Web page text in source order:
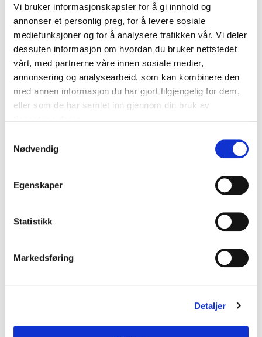
Vi bruker informasjonskapsler for å gi innhold og
annonser et personlig preg, for å levere sosiale
mediefunksjoner og for å analysere trafikken vår. Vi deler
dessuten informasjon om hvordan du bruker nettstedet
vårt, med partnerne våre innen sosiale medier,
annonsering og analysearbeid, som kan kombinere den
med annen informasjon du har gjort tilgjengelig for dem,
eller som de har samlet inn gjennom din bruk av
Nødvendig
Egenskaper
Statistikk
Markedsføring
Detaljer
Når en kommune går til anskaffelse av f. eks skoleskyss er
detbehovet for transport man kjøper dekning for. I
tillegg kan man ha forventninger om at løsningen skal
være sikrere, billigere, raskere og mer pålitelig. Det er det
. I noen tilfeller må man gjøre endringer
på egen virksomhet eller måten man driver på for å
Sjekkliste
Eksempler og verktøy
Ta meg videre til mer veiledning på
anskaffelser.no